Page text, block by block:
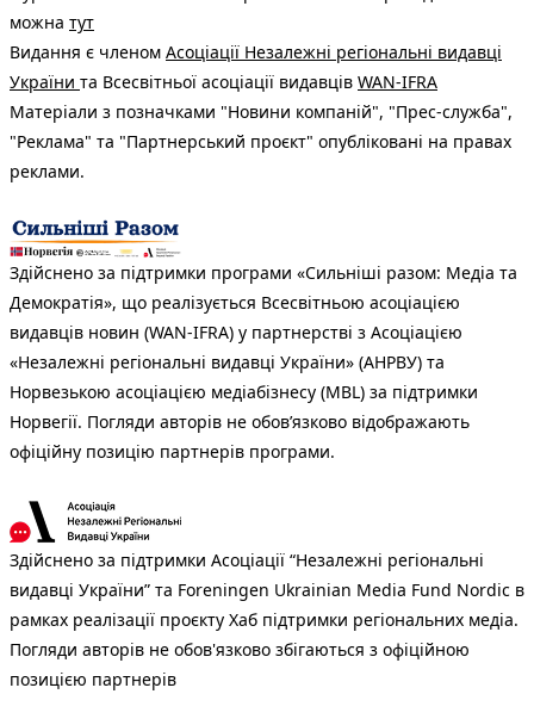
можна тут
Видання є членом Асоціації Незалежні регіональні видавці
України та Всесвітньої асоціації видавців WAN-IFRA
Матеріали з позначками "Новини компаній", "Прес-служба",
"Реклама" та "Партнерський проєкт" опубліковані на правах
реклами.
Здійснено за підтримки програми «Сильніші разом: Медіа та
Демократія», що реалізується Всесвітньою асоціацією
видавців новин (WAN-IFRA) у партнерстві з Асоціацією
«Незалежні регіональні видавці України» (АНРВУ) та
Норвезькою асоціацією медіабізнесу (MBL) за підтримки
Норвегії. Погляди авторів не обов’язково відображають
офіційну позицію партнерів програми.
Здійснено за підтримки Асоціації “Незалежні регіональні
видавці України” та Foreningen Ukrainian Media Fund Nordic в
рамках реалізації проєкту Хаб підтримки регіональних медіа.
Погляди авторів не обов'язково збігаються з офіційною
позицією партнерів